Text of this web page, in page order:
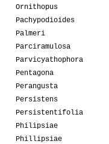
Ornithopus
Pachypodioides
Palmeri
Parciramulosa
Parvicyathophora
Pentagona
Perangusta
Persistens
Persistentifolia
Philipsiae
Phillipsiae